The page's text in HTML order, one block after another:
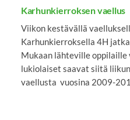
Karhunkierroksen vaellus
Viikon kestävällä
Karhunkierroksella 4H
Mukaan lähteville oppilaille
lukiolaiset saavat siitä
vaellusta vuosina 2009-